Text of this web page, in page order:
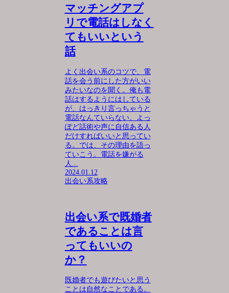
マッチングアプ
リで電話はしなく
てもいいという
話
よく出会い系のコツで、電
話を会う前にした方がいい
みたいなのを聞く。俺も電
話はするようにはしている
が、はっきり言っちゃうと
電話なんていらない。よっ
ぽど話術や声に自信ある人
だけすればいいと思ってい
る。では、その理由を語っ
ていこう。電話を嫌がる
人...
2024.01.12
出会い系攻略
出会い系で既婚者
であることは言
ってもいいの
か？
既婚者でも遊びたいと思う
ことは自然なことである。